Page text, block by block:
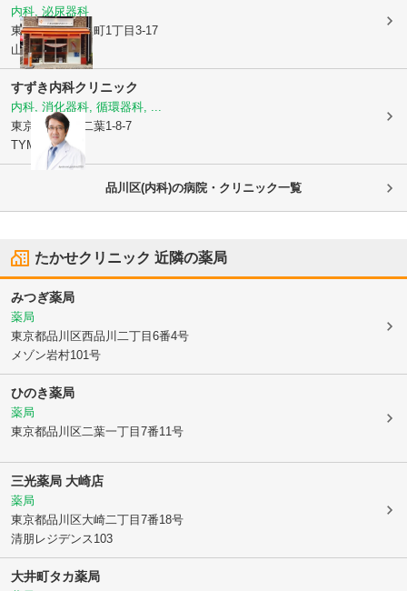
内科, 泌尿器科
東京都品川区豊町1丁目3-17
山崎ビル1階
すずき内科クリニック
内科, 消化器科, 循環器科, ...
東京都品川区
二葉1-8-7
TYMビル
品川区(内科)の病院・クリニック一覧
たかせクリニック 近隣の薬局
みつぎ薬局
薬局
東京都品川区西品川二丁目6番4号
メゾン岩村101号
ひのき薬局
薬局
東京都品川区 二葉一丁目7番11号
三光薬局 大崎店
薬局
東京都品川区大崎二丁目7番18号
清朋レジデンス103
大井町タカ薬局